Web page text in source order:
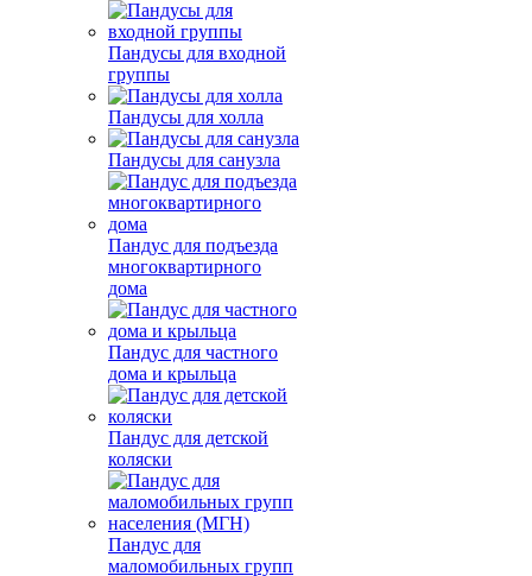
Пандусы для входной
группы
Пандусы для холла
Пандусы для санузла
Пандус для подъезда
многоквартирного
дома
Пандус для частного
дома и крыльца
Пандус для детской
коляски
Пандус для
маломобильных групп